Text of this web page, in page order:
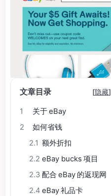
文章目录 [隐藏]
1
关于 eBay
2
如何省钱
2.1 额外折扣
2.2 eBay bucks 项目
2.3 配合 eBay 的返现网
2.4 eBay 礼品卡